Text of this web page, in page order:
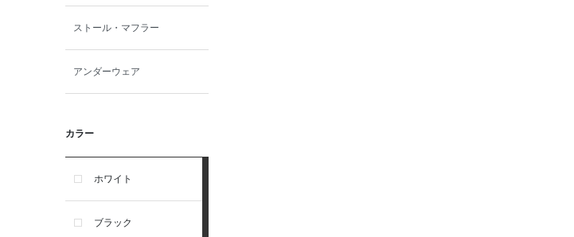
ストール・マフラー
アンダーウェア
カラー
ホワイト
ブラック